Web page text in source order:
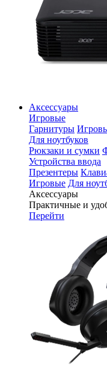
Аксессуары
Игровые
Гарнитуры
Для ноутбуков
Рюкзаки и сумки
Устройства ввода
Презентеры
Игровые Для
Аксессуары
Практичные и
Перейти